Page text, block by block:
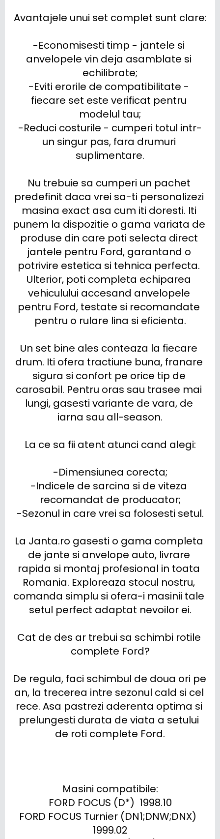
Avantajele unui set complet sunt clare:
-Economisesti timp - jantele si
anvelopele vin deja asamblate si
echilibrate;
-Eviti erorile de compatibilitate -
fiecare set este verificat pentru
modelul tau;
-Reduci costurile - cumperi totul intr-
un singur pas, fara drumuri
suplimentare.
Nu trebuie sa cumperi un pachet
predefinit daca vrei sa-ti personalizezi
masina exact asa cum iti doresti. Iti
punem la dispozitie o gama variata de
produse din care poti selecta direct
jantele pentru Ford, garantand o
potrivire estetica si tehnica perfecta.
Ulterior, poti completa echiparea
vehiculului accesand anvelopele
pentru Ford, testate si recomandate
pentru o rulare lina si eficienta.
Un set bine ales conteaza la fiecare
drum. Iti ofera tractiune buna, franare
sigura si confort pe orice tip de
carosabil. Pentru oras sau trasee mai
lungi, gasesti variante de vara, de
iarna sau all-season.
La ce sa fii atent atunci cand alegi:
-Dimensiunea corecta;
-Indicele de sarcina si de viteza
recomandat de producator;
-Sezonul in care vrei sa folosesti setul.
La Janta.ro gasesti o gama completa
de jante si anvelope auto, livrare
rapida si montaj profesional in toata
Romania. Exploreaza stocul nostru,
comanda simplu si ofera-i masinii tale
setul perfect adaptat nevoilor ei.
Cat de des ar trebui sa schimbi rotile
complete Ford?
De regula, faci schimbul de doua ori pe
an, la trecerea intre sezonul cald si cel
rece. Asa pastrezi aderenta optima si
prelungesti durata de viata a setului
de roti complete Ford.
Masini compatibile:
FORD FOCUS (D*)  1998.10
FORD FOCUS Turnier (DN1;DNW;DNX)
1999.02